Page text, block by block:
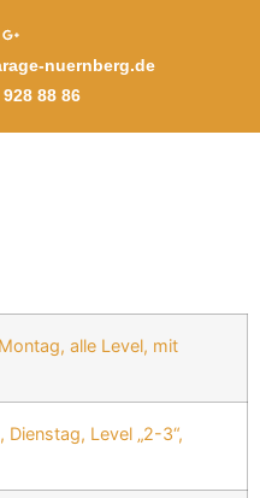
nuernberg.de
88 86
alle Level, mit
Level „2-3“,